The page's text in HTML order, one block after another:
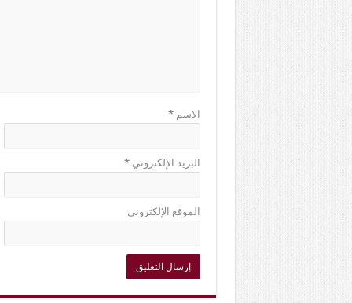
الاسم*
البريد الإلكتروني*
الموقع الإلكتروني